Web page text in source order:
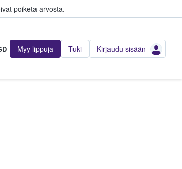
poiketa arvosta.
Myy lippuja Tuki Kirjaudu sisään